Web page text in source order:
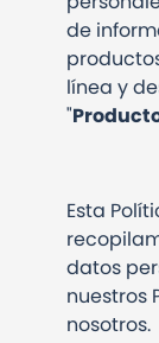
de
línea y
"
Esta
datos
nuestros
nosotros.